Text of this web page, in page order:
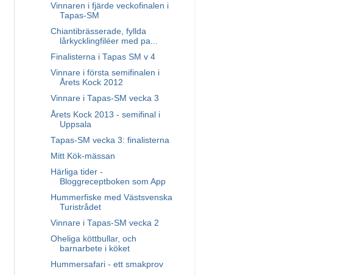
Vinnaren i fjärde veckofinalen i
Tapas-SM
Chiantibrässerade, fyllda
lårkycklingfiléer med pa...
Finalisterna i Tapas SM v 4
Vinnare i första semifinalen i
Årets Kock 2012
Vinnare i Tapas-SM vecka 3
Årets Kock 2013 - semifinal i
Uppsala
Tapas-SM vecka 3: finalisterna
Mitt Kök-mässan
Härliga tider -
Bloggreceptboken som App
Hummerfiske med Västsvenska
Turistrådet
Vinnare i Tapas-SM vecka 2
Oheliga köttbullar, och
barnarbete i köket
Hummersafari - ett smakprov